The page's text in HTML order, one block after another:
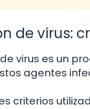
de virus:
virus es un
agentes
criterios